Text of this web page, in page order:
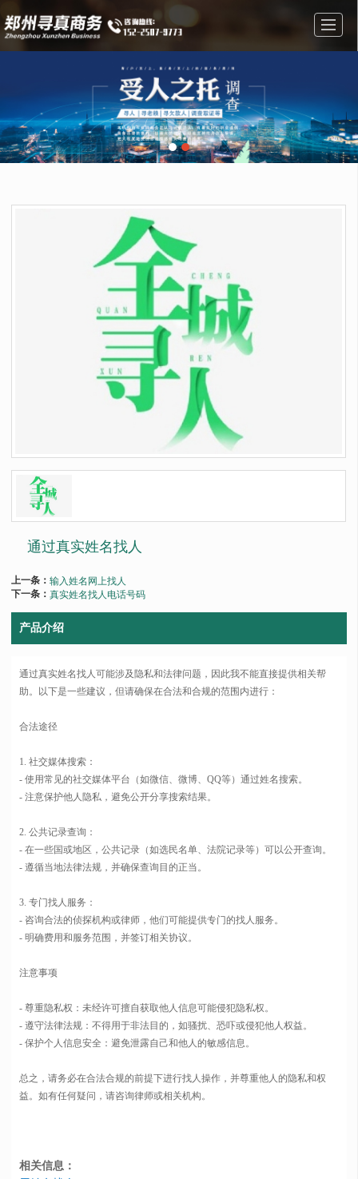
婚姻调查 调查找人
公司介绍 成功案例 新闻动态 联系我们
通过真实姓名找人
上一条：输入姓名网上找人
下一条：真实姓名找人电话号码
产品介绍
通过真实姓名找人可能涉及隐私和法律问题，因此我不能直接提供相关帮
助。以下是一些建议，但请确保在合法和合规的范围内进行：
合法途径
1. 社交媒体搜索：
- 使用常见的社交媒体平台（如微信、微博、QQ等）通过姓名搜索。
- 注意保护他人隐私，避免公开分享搜索结果。
2. 公共记录查询：
- 在一些国或地区，公共记录（如选民名单、法院记录等）可以公开查询。
- 遵循当地法律法规，并确保查询目的正当。
3. 专门找人服务：
- 咨询合法的侦探机构或律师，他们可能提供专门的找人服务。
- 明确费用和服务范围，并签订相关协议。
注意事项
- 尊重隐私权：未经许可擅自获取他人信息可能侵犯隐私权。
- 遵守法律法规：不得用于非法目的，如骚扰、恐吓或侵犯他人权益。
- 保护个人信息安全：避免泄露自己和他人的敏感信息。
总之，请务必在合法合规的前提下进行找人操作，并尊重他人的隐私和权
益。如有任何疑问，请咨询律师或相关机构。
相关信息：